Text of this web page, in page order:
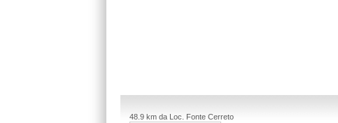
48.9 km da Loc. Fonte Cerreto